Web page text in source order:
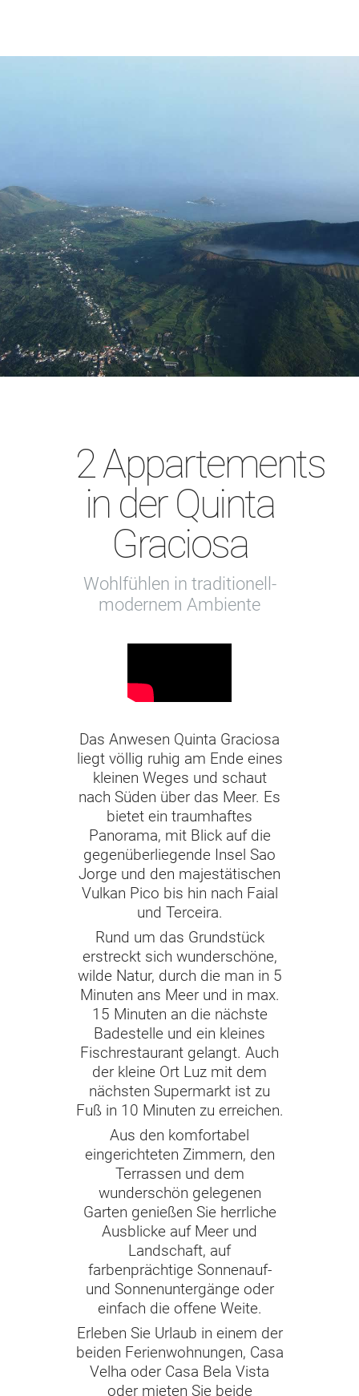
2 Appartements
in der Quinta
Graciosa
Wohlfühlen in traditionell-
modernem Ambiente
Das Anwesen Quinta Graciosa
liegt völlig ruhig am Ende eines
kleinen Weges und schaut
nach Süden über das Meer. Es
bietet ein traumhaftes
Panorama, mit Blick auf die
gegenüberliegende Insel Sao
Jorge und den majestätischen
Vulkan Pico bis hin nach Faial
und Terceira.
Rund um das Grundstück
erstreckt sich wunderschöne,
wilde Natur, durch die man in 5
Minuten ans Meer und in max.
15 Minuten an die nächste
Badestelle und ein kleines
Fischrestaurant gelangt. Auch
der kleine Ort Luz mit dem
nächsten Supermarkt ist zu
Fuß in 10 Minuten zu erreichen.
Aus den komfortabel
eingerichteten Zimmern, den
Terrassen und dem
wunderschön gelegenen
Garten genießen Sie herrliche
Ausblicke auf Meer und
Landschaft, auf
farbenprächtige Sonnenauf-
und Sonnenuntergänge oder
einfach die offene Weite.
Erleben Sie Urlaub in einem der
beiden Ferienwohnungen, Casa
Velha oder Casa Bela Vista
oder mieten Sie beide